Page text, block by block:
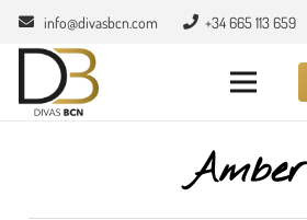
info@divasbcn.com +34 665 113 659
Amber